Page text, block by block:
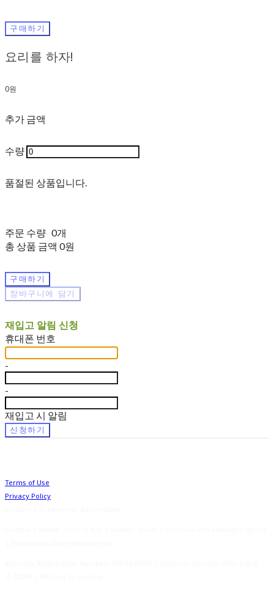
구매하기
요리를 하자!
0원
추가 금액
수량
품절된 상품입니다.
주문 수량 0개
총 상품 금액 0원
구매하기
장바구니에 담기
재입고 알림 신청
휴대폰 번호
-
-
재입고 시 알림
신청하기
Terms of Use
Privacy Policy